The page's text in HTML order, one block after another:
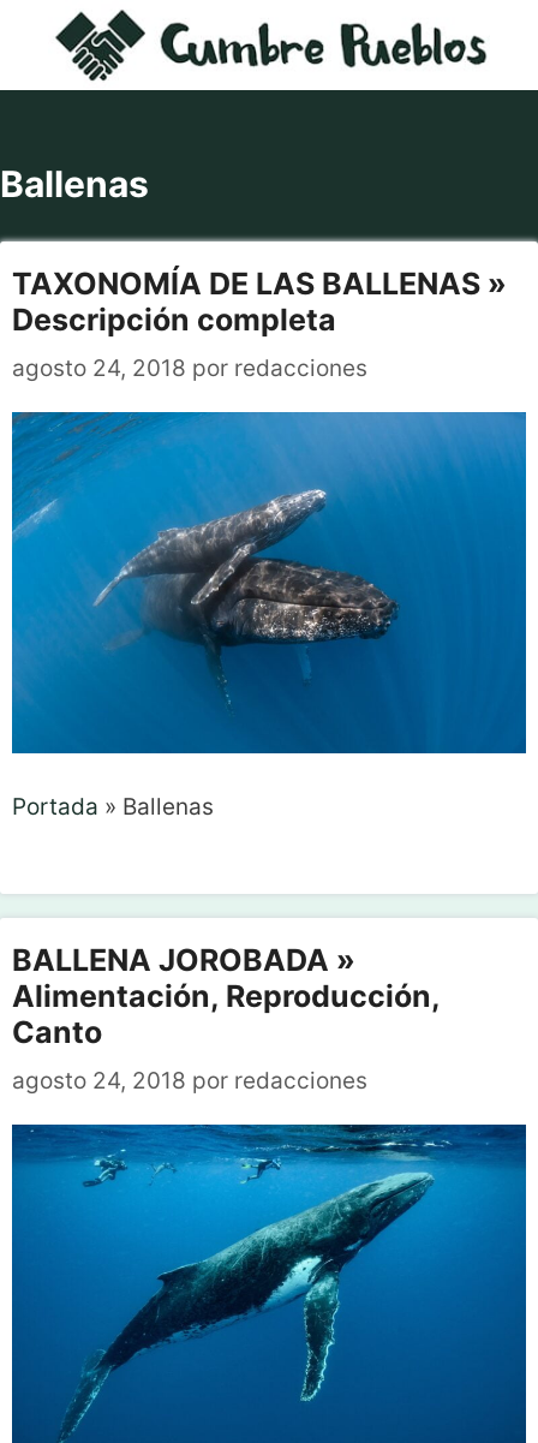
contenido
Ballenas
TAXONOMÍA DE LAS BALLENAS »
Descripción completa
agosto 24, 2018 por redacciones
Portada » Ballenas
BALLENA JOROBADA »
Alimentación, Reproducción,
Canto
agosto 24, 2018 por redacciones